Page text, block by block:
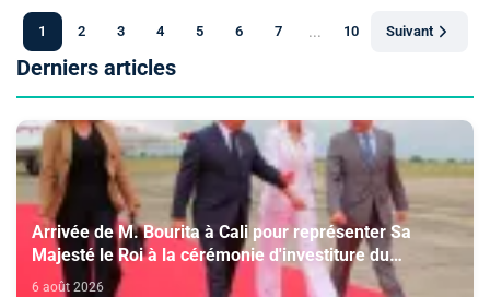
1 2 3 4 5 6 7 ... 10 Suivant
Derniers articles
Arrivée de M. Bourita à Cali pour représenter Sa
Majesté le Roi à la cérémonie d'investiture du
nouveau président colombien
6 août 2026